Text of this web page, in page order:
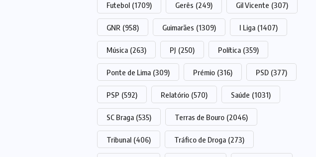
Futebol (1709) Gerês (249) Gil Vicente (307)
GNR (958) Guimarães (1309) I Liga (1407)
Música (263) PJ (250) Política (359)
Ponte de Lima (309) Prémio (316) PSD (377)
PSP (592) Relatório (570) Saúde (1031)
SC Braga (535) Terras de Bouro (2046)
Tribunal (406) Tráfico de Droga (273)